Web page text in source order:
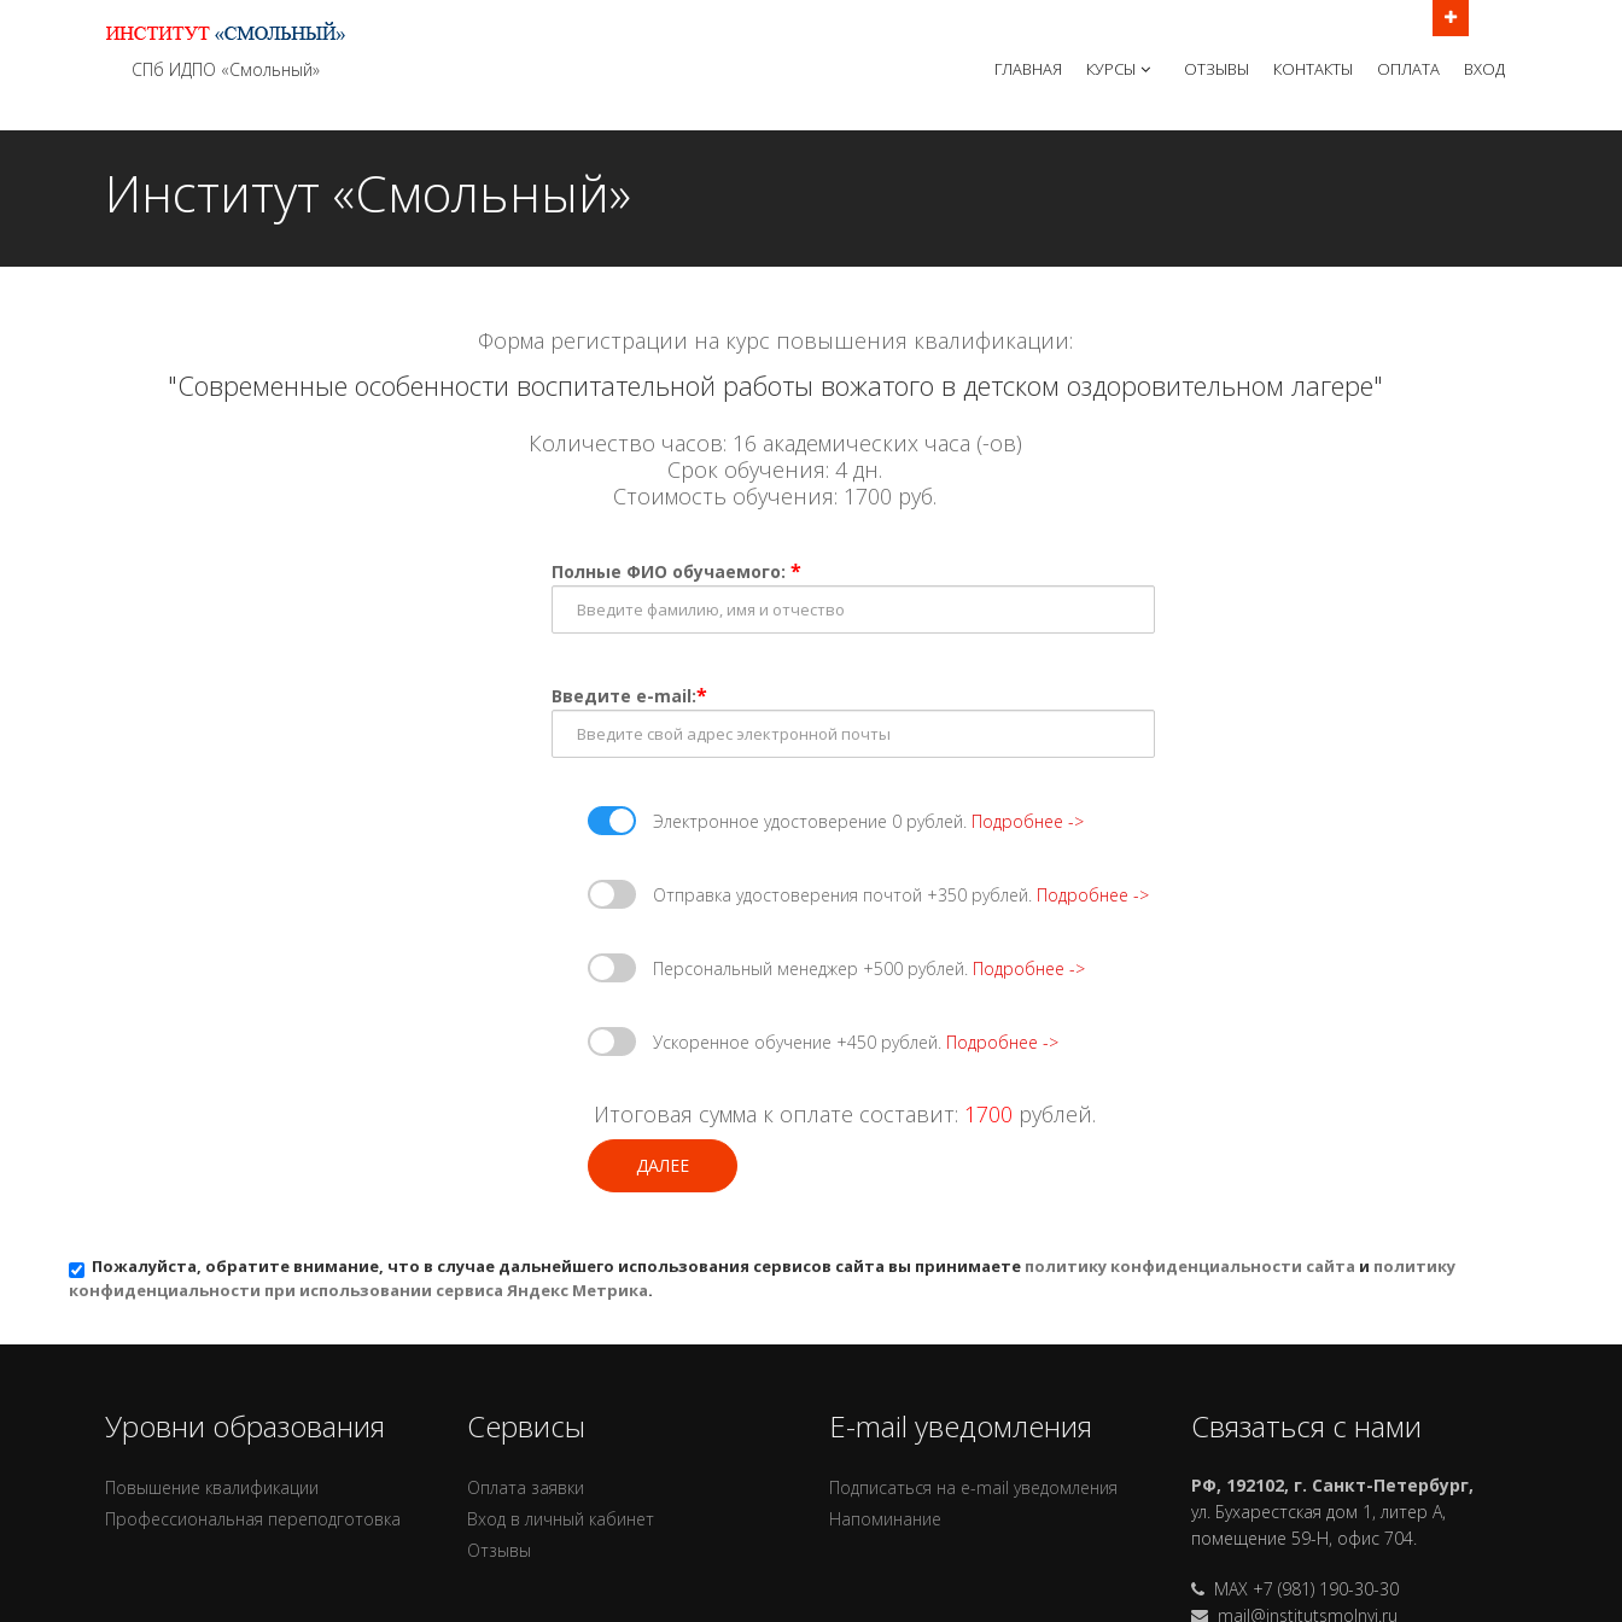
mail@institutsmolnyj.ru
СПб ИДПО «Смольный» ГЛАВНАЯ КУРСЫ ОТЗЫВЫ КОНТАКТЫ ОПЛАТА ВХОД
Институт «Смольный»
Форма регистрации на курс повышения квалификации:
"Современные особенности воспитательной работы вожатого в детском оздоровительном лагере"
Количество часов: 16 академических часа (-ов)
Срок обучения: 4 дн.
Стоимость обучения: 1700 руб.
Полные ФИО обучаемого: *
Введите e-mail:*
Электронное удостоверение 0 рублей. Подробнее ->
Отправка удостоверения почтой +350 рублей. Подробнее ->
Персональный менеджер +500 рублей. Подробнее ->
Ускоренное обучение +450 рублей. Подробнее ->
Итоговая сумма к оплате составит: 1700 рублей.
ДАЛЕЕ
Пожалуйста, обратите внимание, что в случае дальнейшего использования сервисов сайта вы принимаете политику конфиденциальности сайта и политику
конфиденциальности при использовании сервиса Яндекс Метрика.
Уровни образования
Повышение квалификации
Профессиональная переподготовка
Сервисы
Оплата заявки
Вход в личный кабинет
Отзывы
E-mail уведомления
Подписаться на e-mail уведомления
Напоминание
Связаться с нами
РФ, 192102, г. Санкт-Петербург,
ул. Бухарестская дом 1, литер А,
помещение 59-Н, офис 704.
MAX +7 (981) 190-30-30
mail@institutsmolnyj.ru